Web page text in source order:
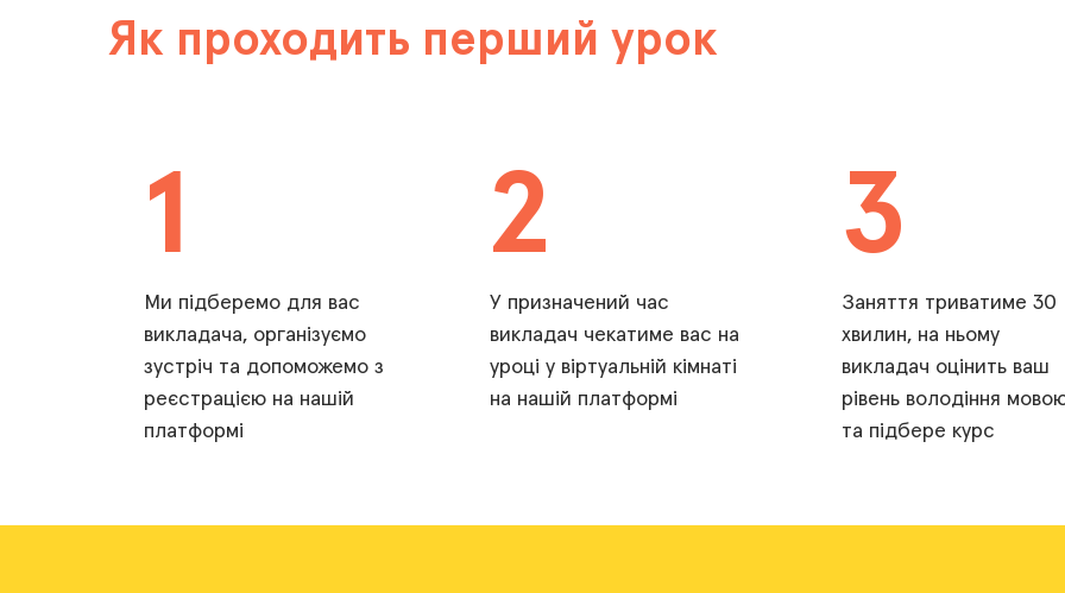
Як проходить перший урок
1
Ми підберемо для вас
викладача, організуємо
зустріч та допоможемо з
реєстрацією на нашій
платформі
2
У призначений час
викладач чекатиме вас на
уроці у віртуальній кімнаті
на нашій платформі
3
Заняття триватиме 30
хвилин, на ньому
викладач оцінить ваш
рівень володіння
та підбере курс